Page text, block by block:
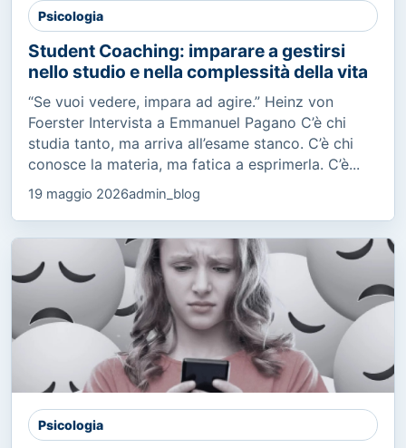
Psicologia
Student Coaching: imparare a gestirsi
nello studio e nella complessità della vita
“Se vuoi vedere, impara ad agire.” Heinz von
Foerster Intervista a Emmanuel Pagano C’è chi
studia tanto, ma arriva all’esame stanco. C’è chi
conosce la materia, ma fatica a esprimerla. C’è...
19 maggio 2026admin_blog
Psicologia